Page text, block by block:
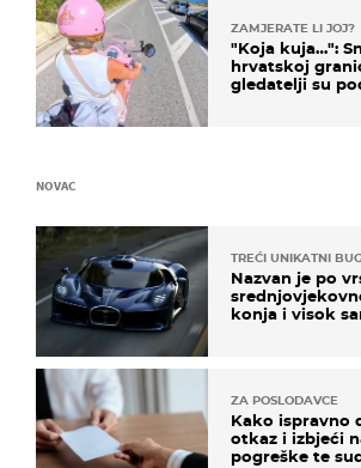
ZAMJERATE LI JOJ?
"Koja kuja…":
hrvatskoj
gledatelji su
NOVAC
TREĆI UNIKATNI
Nazvan je po
konja i visok
ZA POSLODAVCE
Kako ispravno
otkaz i izbjeći
pogreške te